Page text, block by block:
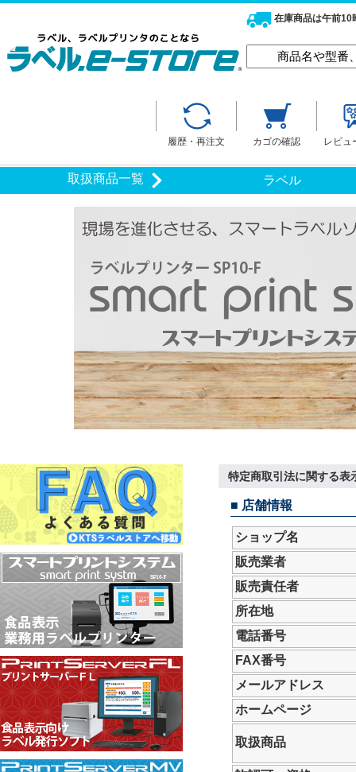
在庫商品は午前10
履歴・再注文 カゴの確認 レビュ
取扱商品一覧 ラベル
特定商取引法に関する表
■ 店舗情報
ショップ名
販売業者
販売責任者
所在地
電話番号
FAX番号
メールアドレス
ホームページ
取扱商品